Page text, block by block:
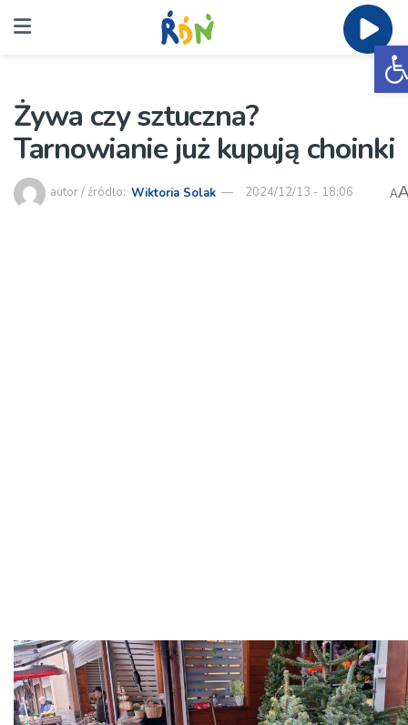
Żywa czy sztuczna?
Tarnowianie już kupują choinki
autor / źródło: Wiktoria Solak 2024/12/13 - 18:06 A